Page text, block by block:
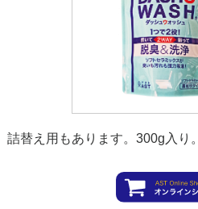
詰替え用もあります。300g入り。